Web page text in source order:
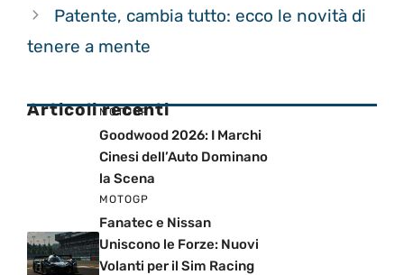
Patente, cambia tutto: ecco le novità di
tenere a mente
Articoli recenti
MOTOGP
Goodwood 2026: I Marchi
Cinesi dell’Auto Dominano
la Scena
MOTOGP
Fanatec e Nissan
Uniscono le Forze: Nuovi
Volanti per il Sim Racing